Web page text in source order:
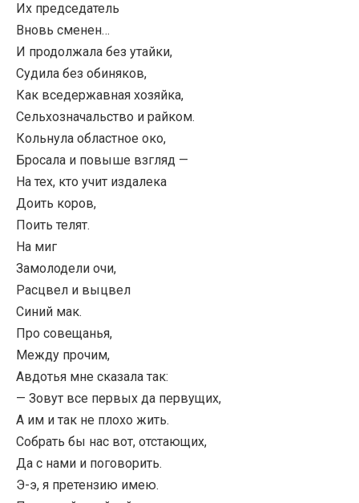
Их председатель
Вновь сменен…
И продолжала без утайки,
Судила без обиняков,
Как вседержавная хозяйка,
Сельхозначальство и райком.
Кольнула областное око,
Бросала и повыше взгляд —
На тех, кто учит издалека
Доить коров,
Поить телят.
На миг
Замолодели очи,
Расцвел и выцвел
Синий мак.
Про совещанья,
Между прочим,
Авдотья мне сказала так:
— Зовут все первых да первущих,
А им и так не плохо жить.
Собрать бы нас вот, отстающих,
Да с нами и поговорить.
Э-э, я претензию имею.